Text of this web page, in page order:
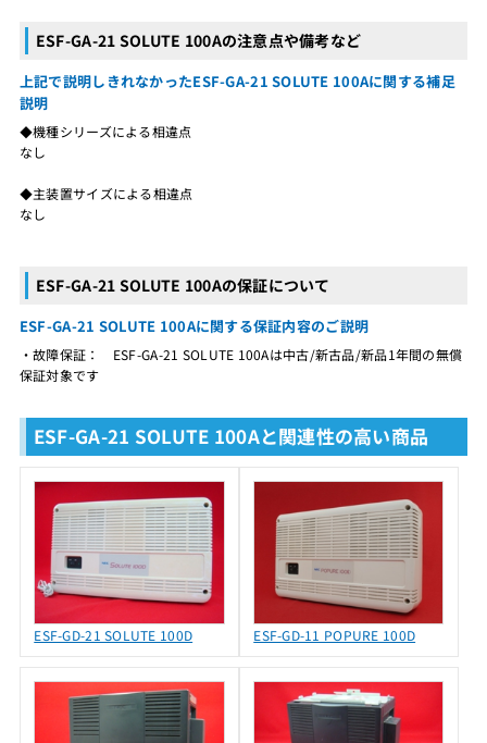
ESF-GA-21 SOLUTE 100Aの注意点や備考など
上記で説明しきれなかったESF-GA-21 SOLUTE 100Aに関する補足
説明
◆機種シリーズによる相違点
なし
◆主装置サイズによる相違点
なし
ESF-GA-21 SOLUTE 100Aの保証について
ESF-GA-21 SOLUTE 100Aに関する保証内容のご説明
・故障保証： ESF-GA-21 SOLUTE 100Aは中古/新古品/新品1年間の無償
保証対象です
ESF-GA-21 SOLUTE 100Aと関連性の高い商品
ESF-GD-21 SOLUTE 100D ESF-GD-11 POPURE 100D